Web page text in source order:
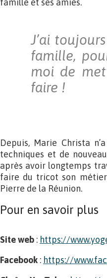
famille et ses amies.
J’ai
famille,
moi de
faire !
Depuis, Marie Christa
techniques et de
après avoir longtemps
faire du tricot son métier
Pierre de la Réunion.
Pour en savoir plus
Site web : https://
Facebook : https://